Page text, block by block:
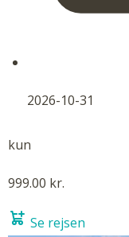
2026-10-31
kun
999.00 kr.
Se rejsen